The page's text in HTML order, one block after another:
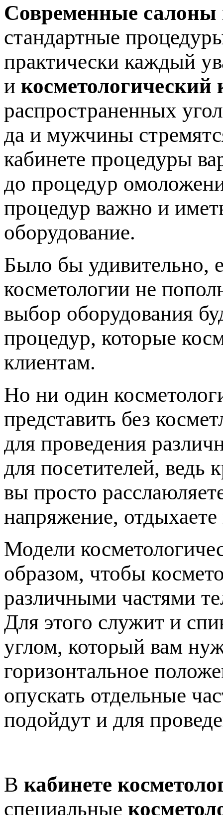
Современные салоны
стандартные
практически каждый
и косметологический
распространенных
да и мужчины
кабинете процедуры
до процедур
процедур важно и
оборудование.
Было бы удивительно,
косметологии не
выбор оборудования
процедур, которые
клиентам.
Но ни один
представить без
для проведения
для посетителей, ведь
вы просто
напряжение,
Модели
образом, чтобы
различными частями
Для этого служит и
углом, который вам
горизонтальное
опускать отдельные
подойдут и для
В кабинете
специальные